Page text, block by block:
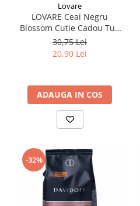
Lovare
LOVARE Ceai Negru
Blossom Cutie Cadou Tub
80g + 15 filtre de Ceai
30,75 Lei
20,90 Lei
ADAUGA IN COS
-32%